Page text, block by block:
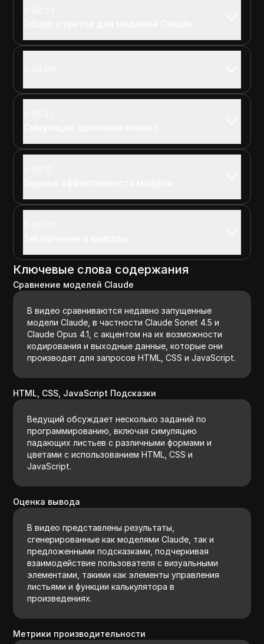
Ключевые слова содержания
Сравнение моделей Claude
В видео сравниваются недавно запущенные
модели Claude, в частности Claude Sonet 4.5 и
Claude Opus 4.1, с акцентом на их возможности
кодирования и выходные данные, которые они
производят для запросов HTML, CSS и JavaScript.
HTML, CSS, JavaScript Подсказки
Ведущий обсуждает несколько заданий по
программированию, включая симуляцию
падающих листьев с различными формами и
цветами с использованием HTML, CSS и
JavaScript.
Оценка вывода
В видео представлены результаты,
сгенерированные как моделями Claude, так и
предложенными подсказками, подчеркивая
взаимодействие пользователя с визуальными
элементами, такими как элементы управления
листьями и функции калькулятора в
произведениях.
Метрики производительности